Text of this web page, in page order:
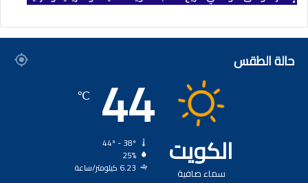
حالة الطقس
الكويت
سماء صافية
44
℃
25%
6.23 كيلومتر/ساعة